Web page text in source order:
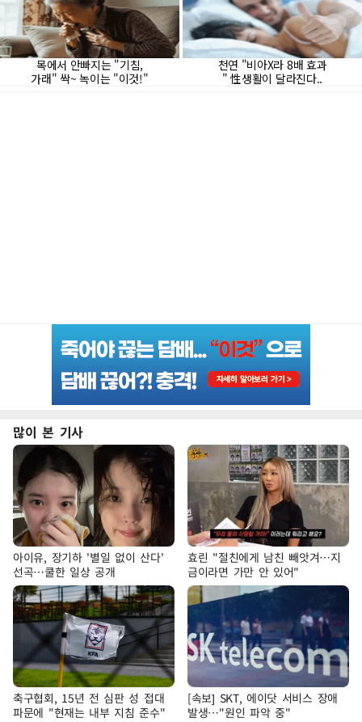
많이 본 기사
아이유, 장기하 '별일 없이 산다'
선곡…쿨한 일상 공개
효린 "절친에게 남친 빼앗겨…지
금이라면 가만 안 있어"
축구협회, 15년 전 심판 성 접대
파문에 "현재는 내부 지침 준수"
[속보] SKT, 에이닷 서비스 장애
발생…"원인 파악 중"